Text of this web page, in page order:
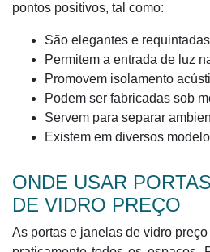
pontos positivos, tal como:
São elegantes e
Permitem a entrada de luz
Promovem isolamento
Podem ser fabricadas sob
Servem para separar
Existem em diversos
ONDE USAR
DE VIDRO PREÇO
As portas e janelas de vidro